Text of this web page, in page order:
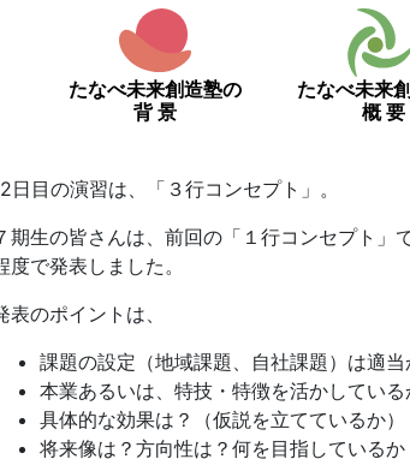
たなべ未来創造塾の
背 景
たなべ未来
概 要
日目の演習は、「３行コンセプト」。
期生の皆さんは、前回の「１行コンセプト
度で発表しました。
表のポイントは、
課題の設定（地域課題、自社課題）は適当
本業あるいは、特技・特徴を活かしている
具体的な効果は？（仮説を立てているか）
将来像は？方向性は？何を目指しているか